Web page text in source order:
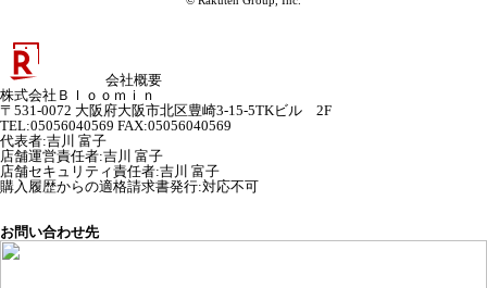
会社概要
株式会社Ｂｌｏｏｍｉｎ
〒531-0072 大阪府大阪市北区豊崎3-15-5TKビル 2F
TEL:05056040569 FAX:05056040569
代表者:吉川 富子
店舗運営責任者:吉川 富子
店舗セキュリティ責任者:吉川 富子
購入履歴からの適格請求書発行:対応不可
お問い合わせ先